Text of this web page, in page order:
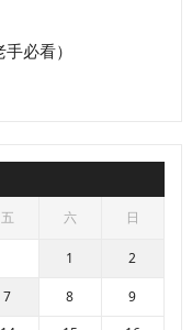
必看）
五 六 日
1 2
7 8
9